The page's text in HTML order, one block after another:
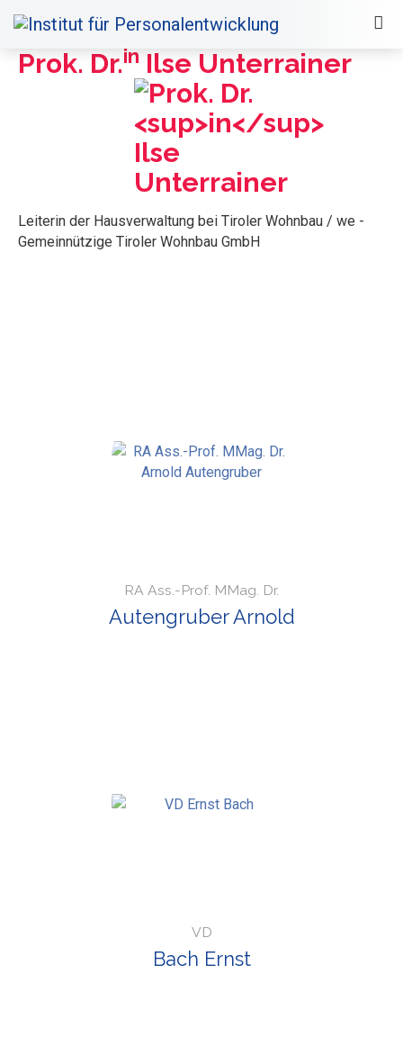
Prok. Dr.in Ilse Unterrainer
Leiterin der Hausverwaltung bei Tiroler Wohnbau / we -
Gemeinnützige Tiroler Wohnbau GmbH
RA Ass.-Prof. MMag. Dr.
Autengruber Arnold
VD
Bach Ernst